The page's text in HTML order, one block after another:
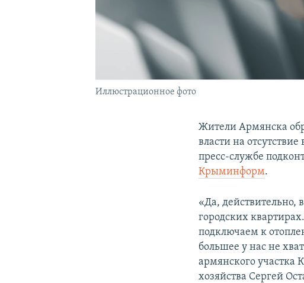
Иллюстрационное фото
Жители Армянска
власти на
пресс-службе
Крыминформ.
«Да, действительно,
городских
подключаем к
большее у нас не
армянского участка
хозяйства Сергей